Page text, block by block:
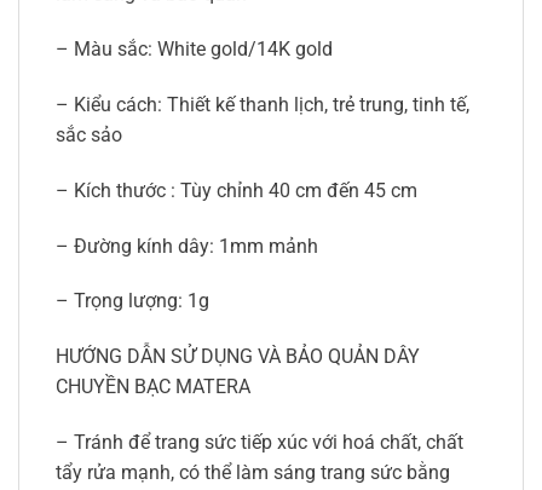
– Màu sắc: White gold/14K gold
– Kiểu cách: Thiết kế thanh lịch, trẻ trung, tinh tế,
sắc sảo
– Kích thước : Tùy chỉnh 40 cm đến 45 cm
– Đường kính dây: 1mm mảnh
– Trọng lượng: 1g
HƯỚNG DẪN SỬ DỤNG VÀ BẢO QUẢN DÂY
CHUYỀN BẠC MATERA
– Tránh để trang sức tiếp xúc với hoá chất, chất
tẩy rửa mạnh, có thể làm sáng trang sức bằng